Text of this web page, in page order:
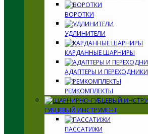
ВОРОТКИ
УДЛИНИТЕЛИ
КАРДАННЫЕ ШАРНИРЫ
АДАПТЕРЫ И ПЕРЕХОДНИКИ
РЕМКОМПЛЕКТЫ
ГУБЦЕВЫЙ ИНСТРУМЕНТ
ПАССАТИЖИ